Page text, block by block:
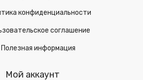
конфиденциальности
соглашение
Полезная информация
Мой аккаунт